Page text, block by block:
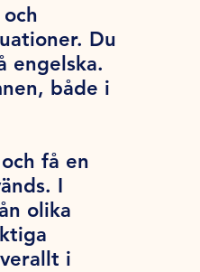
Du
engelska.
både i
få en
I
olika
i